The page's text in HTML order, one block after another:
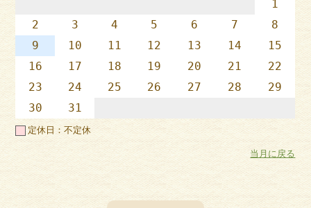
1
2
3 4 5 6 7
8
9
10 11 12 13 14
15
16
17 18 19 20 21
22
23
24 25 26 27 28
29
30
31
定休日：不定休
当月に戻る